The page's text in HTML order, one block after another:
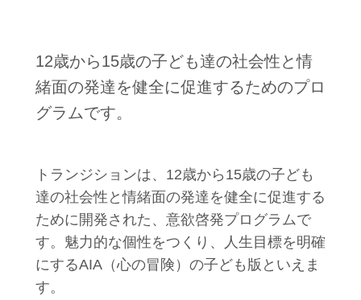
12歳から15歳の子ども達の社会性と情
緒面の発達を健全に促進するためのプロ
グラムです。
トランジションは、12歳から15歳の子ども
達の社会性と情緒面の発達を健全に促進する
ために開発された、意欲啓発プログラムで
す。魅力的な個性をつくり、人生目標を明確
にするAIA（心の冒険）の子ども版といえま
す。